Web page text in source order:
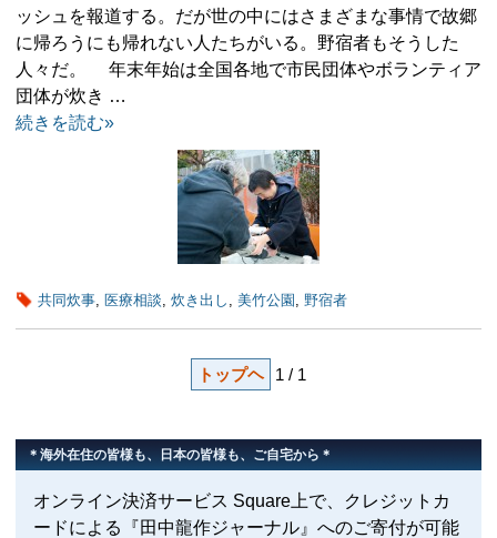
ッシュを報道する。だが世の中にはさまざまな事情で故郷
に帰ろうにも帰れない人たちがいる。野宿者もそうした
人々だ。 年末年始は全国各地で市民団体やボランティア
団体が炊き …
続きを読む»
共同炊事, 医療相談, 炊き出し , 美竹公園 , 野宿者
トップヘ 1 / 1
＊海外在住の皆様も、日本の皆様も、ご自宅から＊
オンライン決済サービス Square上で、クレジットカ
ードによる『田中龍作ジャーナル』へのご寄付が可能